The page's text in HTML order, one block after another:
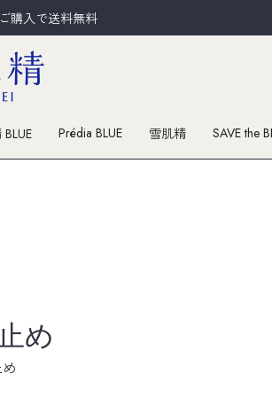
購入で送料無料
Prédia BLUE 雪肌精 SAVE the
め